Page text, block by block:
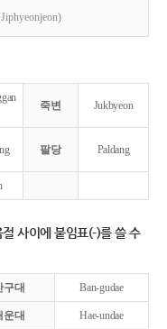
죽변 Jukbyeon
팔당 Paldang
사이에 붙임표(-)를 쓸 수
구대 Ban-gudae
운대 Hae-undae